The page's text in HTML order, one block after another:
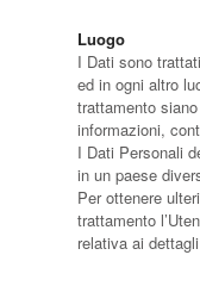
Luogo
I Dati sono
ed in ogni altro
trattamento
informazioni,
I Dati Personali
in un paese
Per ottenere
trattamento
relativa ai